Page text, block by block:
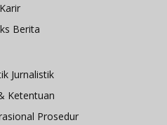
Karir
Berita
Jurnalistik
Ketentuan
Prosedur